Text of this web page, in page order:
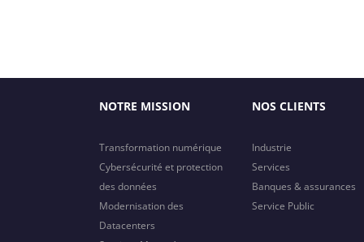
NOTRE MISSION
Transformation numérique
Cybersécurité et protection
des données
Modernisation des
Datacenters
NOS CLIENTS
Industrie
Services
Banques & assurances
Service Public